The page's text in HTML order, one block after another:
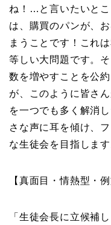
ね！…と言いたいと
は、購買のパンが、
まうことです！これ
等しい大問題です。
数を増やすことを公
が、このように皆さ
を一つでも多く解消
さな声に耳を傾け、
な生徒会を目指しま
【真面目・情熱型・例
「生徒会長に立候補